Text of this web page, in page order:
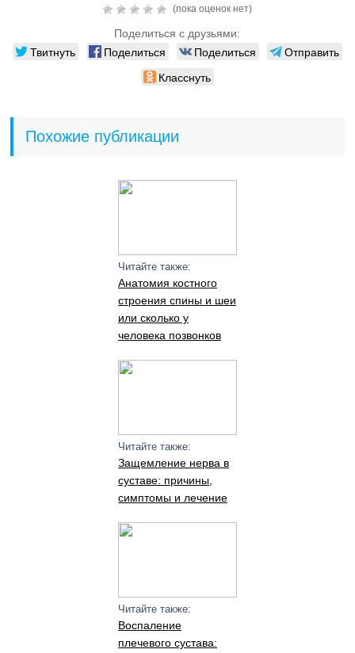
(пока оценок нет)
Поделиться с друзьями:
Твитнуть Поделиться Поделиться
Отправить
Класснуть
Похожие публикации
Читайте также:
Анатомия костного
строения спины и шеи
или сколько у
человека позвонков
Читайте также:
Защемление нерва в
суставе: причины,
симптомы и лечение
Читайте также:
Воспаление
плечевого сустава: